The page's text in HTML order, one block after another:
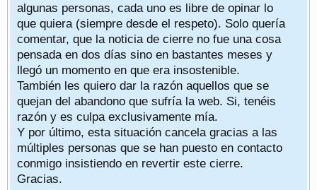
algunas personas, cada uno es libre de opinar lo
que quiera (siempre desde el respeto). Solo quería
comentar, que la noticia de cierre no fue una cosa
pensada en dos días sino en bastantes meses y
llegó un momento en que era insostenible.
También les quiero dar la razón aquellos que se
quejan del abandono que sufría la web. Si, tenéis
razón y es culpa exclusivamente mía.
Y por último, esta situación cancela gracias a las
múltiples personas que se han puesto en contacto
conmigo insistiendo en revertir este cierre.
Gracias.